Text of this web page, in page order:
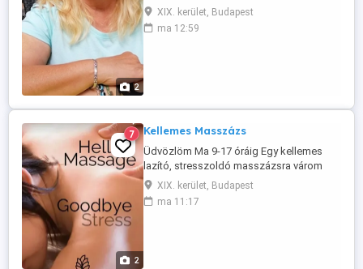
2
Önt, ha munka után szeretne lazítani vagy
csak szeretne egy kellemes masszázst.
Kevés az ideje? Fél órás masszázsra is
XIX. kerület, Budapest
ma 12:59
2
7 Kellemes Masszázs
Üdvözlöm Ma 9-17 óráig Egy kellemes
lazító, stresszoldó masszázsra várom
Önt, ha munka után szeretne lazítani vagy
csak szeretne egy kellemes masszázst.
Kevés az ideje? Fél órás masszázsra is
XIX. kerület, Budapest
ma 11:17